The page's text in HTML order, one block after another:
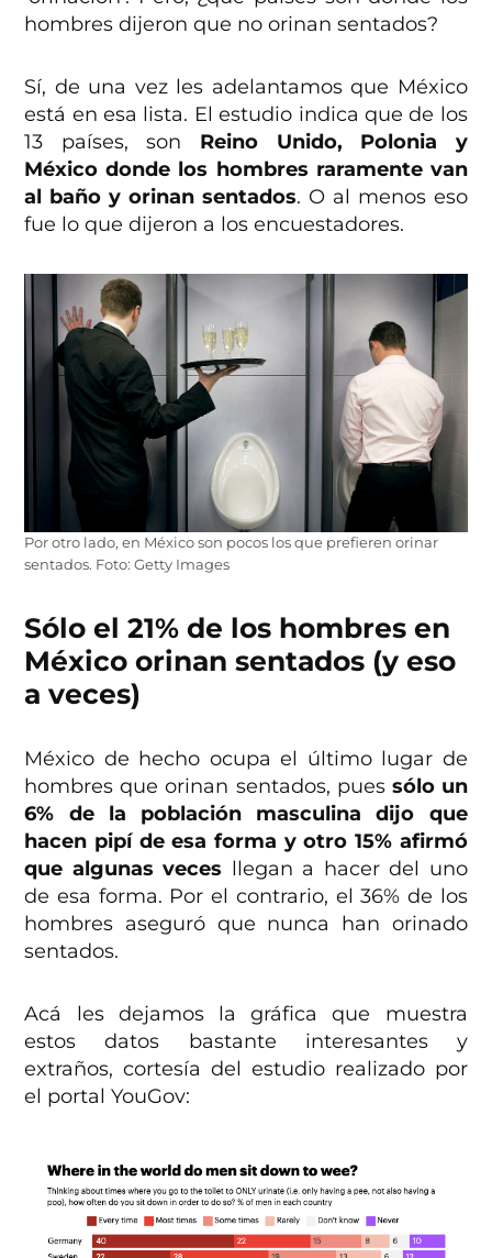
hombres dijeron que no orinan sentados?
Sí, de una vez les adelantamos que México
está en esa lista. El estudio indica que de los
13 países, son Reino Unido, Polonia y
México donde los hombres raramente van
al baño y orinan sentados. O al menos eso
fue lo que dijeron a los encuestadores.
Por otro lado, en México son pocos los que prefieren orinar
sentados. Foto: Getty Images
Sólo el 21% de los hombres en
México orinan sentados (y eso
a veces)
México de hecho ocupa el último lugar de
hombres que orinan sentados, pues sólo un
6% de la población masculina dijo que
hacen pipí de esa forma y otro 15% afirmó
que algunas veces llegan a hacer del uno
de esa forma. Por el contrario, el 36% de los
hombres aseguró que nunca han orinado
sentados.
Acá les dejamos la gráfica que muestra
estos datos bastante interesantes y
extraños, cortesía del estudio realizado por
el portal YouGov: